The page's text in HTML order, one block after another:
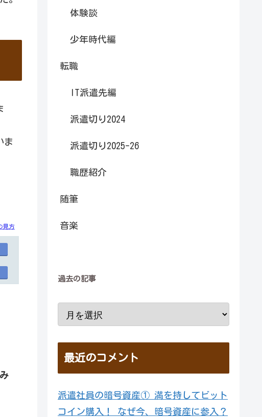
ま
体験談
少年時代編
転職
IT派遣先編
派遣切り2024
派遣切り2025-26
職歴紹介
随筆
音楽
過去の記事
最近のコメント
派遣社員の暗号資産① 満を持してビット
コイン購入！ なぜ今、暗号資産に参入？